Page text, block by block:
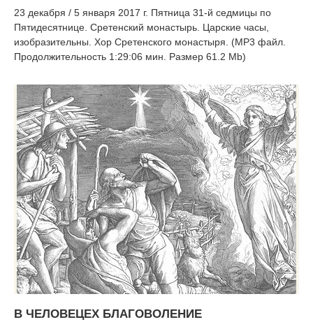
23 декабря / 5 января 2017 г. Пятница 31-й седмицы по
Пятидесятнице. Сретенский монастырь. Царские часы,
изобразительны. Хор Сретенского монастыря. (MP3 файл.
Продолжительность 1:29:06 мин. Размер 61.2 Mb)
В ЧЕЛОВЕЦЕХ БЛАГОВОЛЕНИЕ